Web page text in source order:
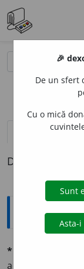
definiții (1)
Definiția cu ID-
*pozitivízm
admite de cît
🎉
De un sfert
Cu o mică